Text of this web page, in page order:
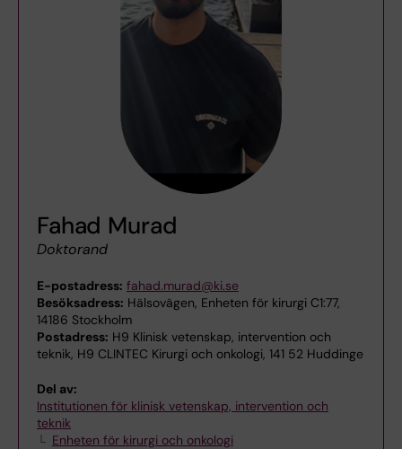
Fahad Murad
Doktorand
E-postadress: fahad.murad@ki.se
Besöksadress: Hälsovägen, Enheten för kirurgi C1:77,
14186 Stockholm
Postadress: H9 Klinisk vetenskap, intervention och
teknik, H9 CLINTEC Kirurgi och onkologi, 141 52 Huddinge
Del av:
Institutionen för klinisk vetenskap, intervention och
teknik
Enheten för kirurgi och onkologi